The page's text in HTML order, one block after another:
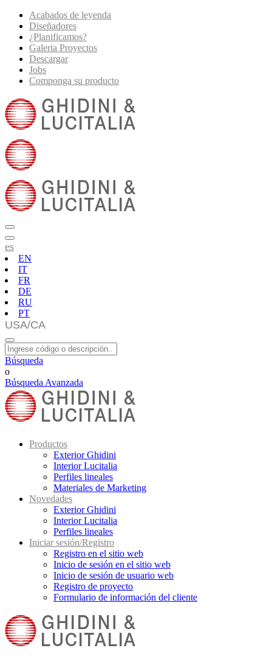
Acabados de leyenda
Diseñadores
¿Planificamos?
Galeria Proyectos
Descargar
Jobs
Componga su producto
es
EN
IT
FR
DE
RU
PT
Búsqueda
o
Búsqueda Avanzada
Productos
Exterior Ghidini
Interior Lucitalia
Perfiles lineales
Materiales de Marketing
Novedades
Exterior Ghidini
Interior Lucitalia
Perfiles lineales
Iniciar sesión/Registro
Registro en el sitio web
Inicio de sesión en el sitio web
Inicio de sesión de usuario web
Registro de proyecto
Formulario de información del cliente